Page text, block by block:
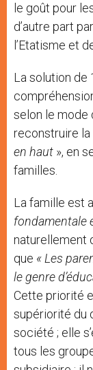
le goût pour
d’autre part
l’Etatisme et
La solution de
selon le mode
reconstruire la
en haut », en
familles.
La famille est
fondamentale
naturellement
que « Les
le genre
Cette priorité
supériorité du
société ; elle
tous les